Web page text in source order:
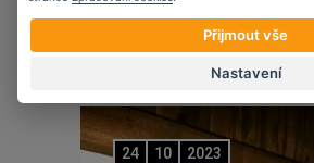
Edgar Sherman Design
24 10 2023
Přijmout vše
Nastavení